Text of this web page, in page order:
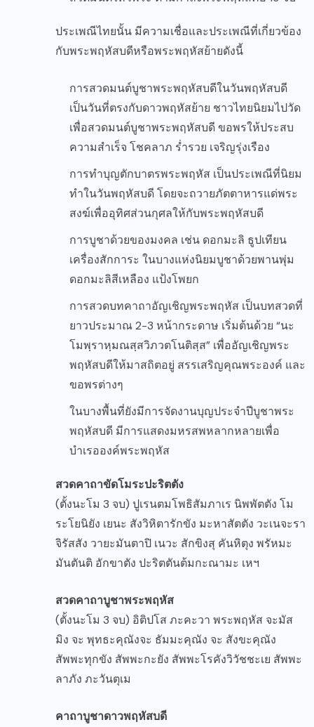
ประเพณีไทยนั้น มีความเชื่อและประเพณีที่เกี่ยวข้อง
กับพระพฤหัสบดีหรือพระพฤหัสย้ายดังนี้
การสวดมนต์บูชาพระพฤหัสบดีในวันพฤหัสบดี
เป็นวันที่ตรงกับดาวพฤหัสย้าย ชาวไทยนิยมไปวัด
เพื่อสวดมนต์บูชาพระพฤหัสบดี ขอพรให้ประสบ
ความสำเร็จ โชคลาภ ร่ำรวย เจริญรุ่งเรือง
การทำบุญตักบาตรพระพฤหัส เป็นประเพณีที่นิยม
ทำในวันพฤหัสบดี โดยจะถวายภัตตาหารแด่พระ
สงฆ์เพื่ออุทิศส่วนกุศลให้กับพระพฤหัสบดี
การบูชาด้วยของมงคล เช่น ดอกมะลิ ธูปเทียน
เครื่องสักการะ ในบางแห่งนิยมบูชาด้วยพานพุ่ม
ดอกมะลิสีเหลือง แป้งโพยก
การสวดบทคาถาอัญเชิญพระพฤหัส เป็นบทสวดที่
ยาวประมาณ 2-3 หน้ากระดาษ เริ่มต้นด้วย “นะ
โมพฺราหฺมณสฺสวิภวตโนติสฺส” เพื่ออัญเชิญพระ
พฤหัสบดีให้มาสถิตอยู่ สรรเสริญคุณพระองค์ และ
ขอพรต่างๆ
ในบางพื้นที่ยังมีการจัดงานบุญประจำปีบูชาพระ
พฤหัสบดี มีการแสดงมหรสพหลากหลายเพื่อ
บำเรอองค์พระพฤหัส
สวดคาถาขัดโมระปะริตตัง
(ตั้งนะโม 3 จบ) ปูเรนตมโพธิสัมภาเร นิพพัตตัง โม
ระโยนิยัง เยนะ สังวิหิตารักขัง มะหาสัตตัง วะเนจะรา
จิรัสสัง วายะมันตาปิ เนวะ สักขิงสุ คันหิตุง พรัหมะ
มันตันติ อักขาตัง ปะริตตันต้มกะณามะ เหฯ
สวดคาถาบูชาพระพฤหัส
(ตั้งนะโม 3 จบ) อิติปโส ภะคะวา พระพฤหัส จะมัส
มิง จะ พุทธะคุณังจะ ธัมมะคุณัง จะ สังขะคุณัง
สัพพะทุกขัง สัพพะกะยัง สัพพะโรคังวิวัชชะเย สัพพะ
ลาภัง ภะวันตุเม
คาถาบูชาดาวพฤหัสบดี